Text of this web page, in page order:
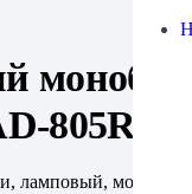
805RS
ламповый, моно